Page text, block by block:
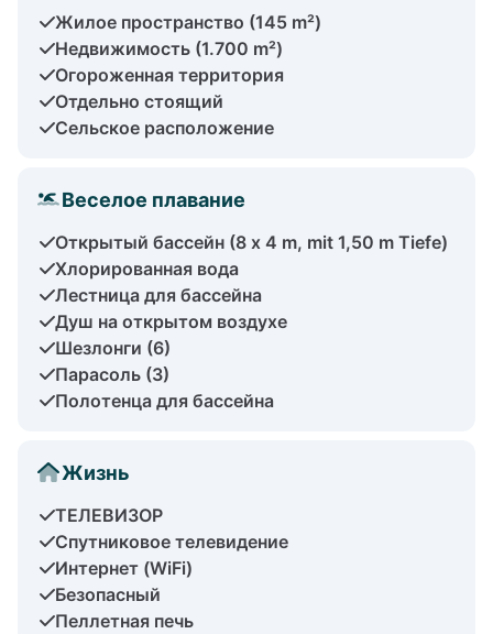
Жилое пространство (145 m²)
Недвижимость (1.700 m²)
Огороженная территория
Отдельно стоящий
Сельское расположение
Веселое плавание
Открытый бассейн (8 x 4 m, mit 1,50 m Tiefe)
Хлорированная вода
Лестница для бассейна
Душ на открытом воздухе
Шезлонги (6)
Парасоль (3)
Полотенца для бассейна
Жизнь
ТЕЛЕВИЗОР
Спутниковое телевидение
Интернет (WiFi)
Безопасный
Пеллетная печь